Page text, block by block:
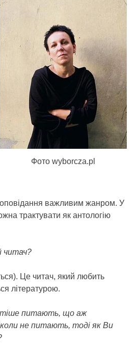
Фото wyborcza.pl
важливим жанром. У
трактувати як антологію
читач?
Це читач, який любить
літературою.
питають, що аж
не питають, тоді як Ви